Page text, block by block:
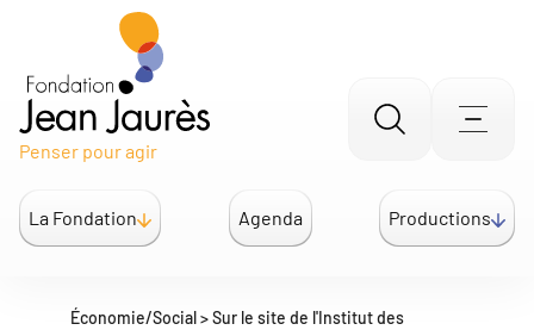
Penser pour agir
Aller
la
recherche
La Fondation Agenda Productions
Économie/Social>Sur le site de l'Institut des